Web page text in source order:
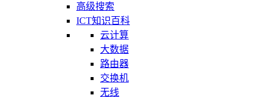
高级搜索
ICT知识百科
云计算
大数据
路由器
交换机
无线